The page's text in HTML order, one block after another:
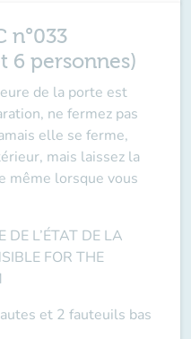
n°033
6 personnes)
de la porte est
ne fermez pas
elle se ferme,
mais laissez la
même lorsque vous
DE L’ÉTAT DE LA
FOR THE
et 2 fauteuils bas